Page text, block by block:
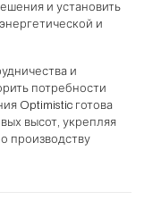
и установить
и
и
потребности
Optimistic готова
высот, укрепляя
производству